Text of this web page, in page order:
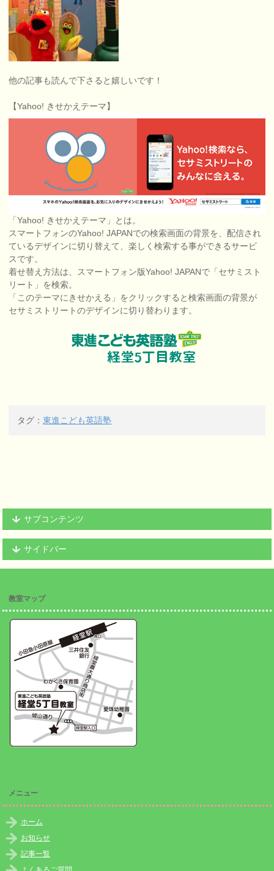
他の記事も読んで下さると嬉しいです！
【Yahoo! きせかえテーマ】
「Yahoo! きせかえテーマ」とは。
スマートフォンのYahoo! JAPANでの検索画面の背景を、配信され
ているデザインに切り替えて、楽しく検索する事ができるサービ
スです。
着せ替え方法は、スマートフォン版Yahoo! JAPANで「セサミスト
リート」を検索。
「このテーマにきせかえる」をクリックすると検索画面の背景が
セサミストリートのデザインに切り替わります。
タグ：東進こども英語塾
サブコンテンツ
サイドバー
教室マップ
メニュー
ホーム
お知らせ
記事一覧